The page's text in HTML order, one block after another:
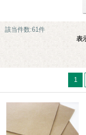
該当件数:61件
表
1